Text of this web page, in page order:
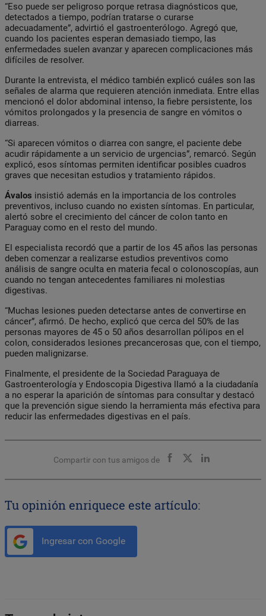
“Eso puede ser peligroso porque retrasa diagnósticos que,
detectados a tiempo, podrían tratarse o curarse
adecuadamente”, advirtió el gastroenterólogo. Agregó que,
cuando los pacientes esperan demasiado tiempo, las
enfermedades suelen avanzar y aparecen complicaciones más
difíciles de resolver.
Durante la entrevista, el médico también explicó cuáles son las
señales de alarma que requieren atención inmediata. Entre ellas
mencionó el dolor abdominal intenso, la fiebre persistente, los
vómitos prolongados y la presencia de sangre en vómitos o
diarreas.
“Si aparecen vómitos o diarrea con sangre, el paciente debe
acudir rápidamente a un servicio de urgencias”, remarcó. Según
explicó, esos síntomas permiten identificar posibles cuadros
graves que necesitan estudios y tratamiento rápidos.
Ávalos insistió además en la importancia de los controles
preventivos, incluso cuando no existen síntomas. En particular,
alertó sobre el crecimiento del cáncer de colon tanto en
Paraguay como en el resto del mundo.
El especialista recordó que a partir de los 45 años las personas
deben comenzar a realizarse estudios preventivos como
análisis de sangre oculta en materia fecal o colonoscopías, aun
cuando no tengan antecedentes familiares ni molestias
digestivas.
“Muchas lesiones pueden detectarse antes de convertirse en
cáncer”, afirmó. De hecho, explicó que cerca del 50% de las
personas mayores de 45 o 50 años desarrollan pólipos en el
colon, considerados lesiones precancerosas que, con el tiempo,
pueden malignizarse.
Finalmente, el presidente de la Sociedad Paraguaya de
Gastroenterología y Endoscopia Digestiva llamó a la ciudadanía
a no esperar la aparición de síntomas para consultar y destacó
que la prevención sigue siendo la herramienta más efectiva para
reducir las enfermedades digestivas en el país.
Compartir con tus amigos de
Tu opinión enriquece este artículo:
Ingresar con Google